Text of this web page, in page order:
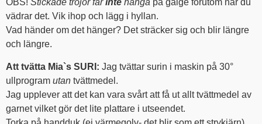
OBS! Stickade tröjor fårinte hänga på galge förutom när du
vädrar det. Vik ihop och lägg i hyllan.
Vad händer om det hänger? Det sträcker sig och blir längre
och längre.
Att tvätta Mia`s SURI: Jag tvättar surin i maskin på 30°
ullprogram utan tvättmedel.
Jag upplever att det kan vara svårt att få ut allt tvättmedel av
garnet vilket gör det lite plattare i utseendet.